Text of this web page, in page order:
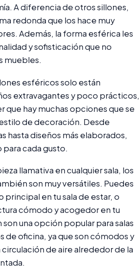
A diferencia de otros sillones,
redonda que los hace muy
Además, la forma esférica les
y sofisticación que no
muebles.
esféricos solo están
extravagantes y poco prácticos,
que hay muchas opciones que se
de decoración. Desde
hasta diseños más elaborados,
para cada gusto.
llamativa en cualquier sala, los
son muy versátiles. Puedes
principal en tu sala de estar, o
cómodo y acogedor en tu
una opción popular para salas
de oficina, ya que son cómodos y
de aire alrededor de la